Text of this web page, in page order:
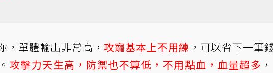
，單體輸出非常高， 攻寵基本上不用練 ，可以省下一筆
攻擊力天生高，防禦也不算低，不用點血，血量超多